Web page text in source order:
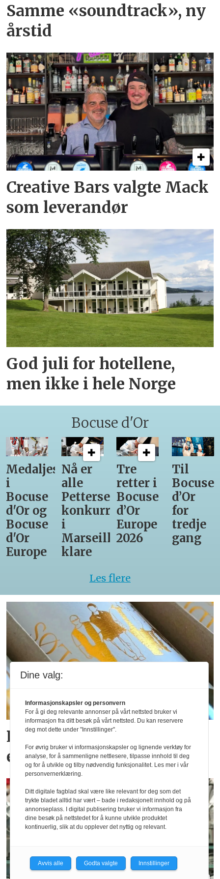
Samme «soundtrack», ny
årstid
Creative Bars valgte Mack
som leverandør
God juli for hotellene,
men ikke i hele Norge
Bocuse d'Or
Medaljestatistikk
i
Bocuse
d'Or og
Bocuse
d'Or
Europe
Nå er
alle
Pettersens
konkurrenter
i
Marseille
klare
Tre
retter i
Bocuse
d’Or
Europe
2026
Til
Bocuse
d’Or
for
tredje
gang
Les flere
Postgirobygget lanserer
egne viner
Dine valg:
Informasjonskapsler og personvern
For å gi deg relevante annonser på vårt nettsted bruker vi
informasjon fra ditt besøk på vårt nettsted. Du kan reservere
deg mot dette under "Innstillinger".
For øvrig bruker vi informasjonskapsler og lignende verktøy for
analyse, for å sammenligne nettlesere, tilpasse innhold til deg
og for å utvikle og tilby nødvendig funksjonalitet. Les mer i vår
personvernerklæring.
Ditt digitale fagblad skal være like relevant for deg som det
trykte bladet alltid har vært – bade i redaksjonelt innhold og på
annonseplass. I digital publisering bruker vi informasjon fra
dine besøk på nettstedet for å kunne utvikle produktet
kontinuerlig, slik at du opplever det nyttig og relevant.
Avvis alle Godta valgte Innstillinger